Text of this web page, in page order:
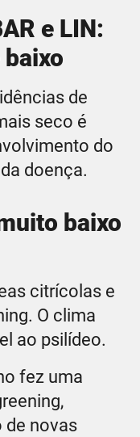
e LIN:
de
seco é
do
doença.
baixo
citrícolas e
O clima
ao psilídeo.
fez uma
de novas